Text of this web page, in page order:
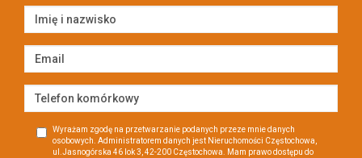
Wyrażam zgodę na przetwarzanie podanych przeze mnie danych
osobowych. Administratorem danych jest Nieruchomości Częstochowa,
ul.Jasnogórska 46 lok 3, 42-200 Częstochowa. Mam prawo dostępu do